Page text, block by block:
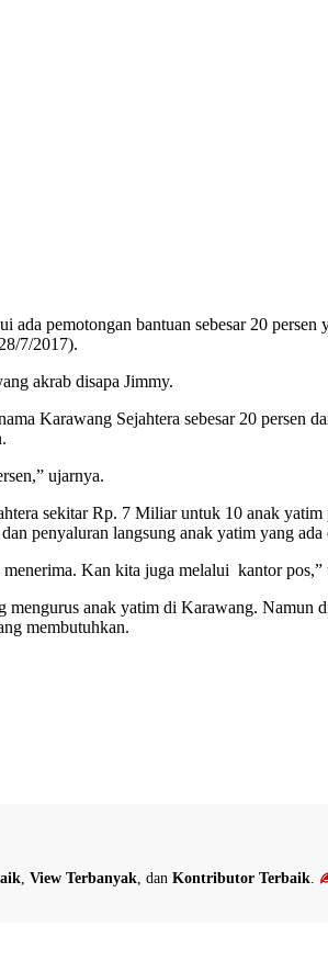
pemotongan bantuan sebesar 20
7/2017).
akrab disapa Jimmy.
Karawang Sejahtera sebesar 20 persen
ujarnya.
sekitar Rp. 7 Miliar untuk 10 anak
penyaluran langsung anak yatim yang
menerima. Kan kita juga melalui kantor
anak yatim di Karawang. Namun
membutuhkan.
View Terbanyak , dan Kontributor Terbaik